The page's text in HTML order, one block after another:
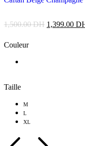
1,500.00DH 1,399.00
Couleur
Taille
M
L
XL